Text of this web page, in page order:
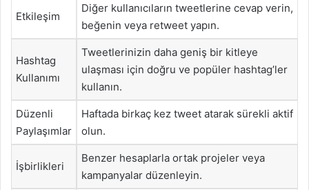
Etkileşim
Diğer kullanıcıların tweetlerine cevap verin,
beğenin veya retweet yapın.
Hashtag
Kullanımı
Tweetlerinizin daha geniş bir kitleye
ulaşması için doğru ve popüler hashtag’ler
kullanın.
Düzenli
Paylaşımlar
Haftada birkaç kez tweet atarak sürekli aktif
olun.
İşbirlikleri
Benzer hesaplarla ortak projeler veya
kampanyalar düzenleyin.